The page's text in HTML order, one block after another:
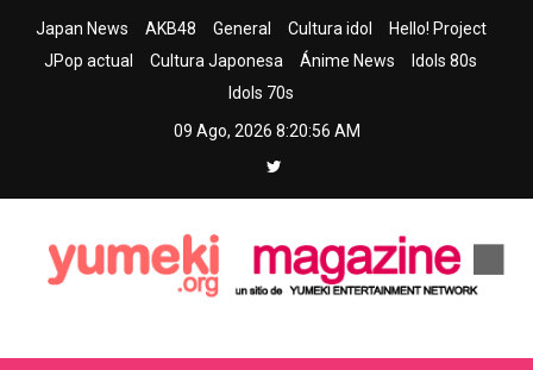
Japan News AKB48 General Cultura idol
Hello! Project
JPop actual
Cultura Japonesa Ánime News
Idols 80s
Idols 70s
09 Ago, 2026 8:20:57 AM